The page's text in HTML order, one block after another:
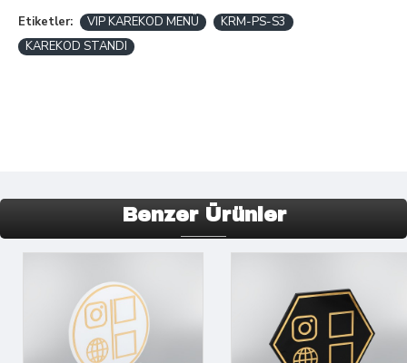
Etiketler: VIP KAREKOD MENÜ
KRM-PS-S3
KAREKOD STANDI
Benzer Ürünler